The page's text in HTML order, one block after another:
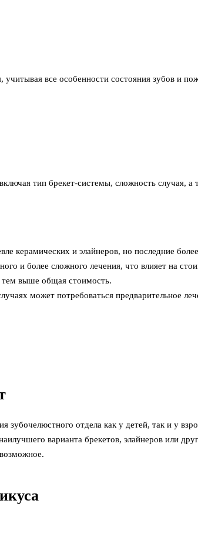
все особенности состояния зубов и
тип брекет-системы, сложность случая,
керамических и элайнеров, но последние
и более сложного лечения, что влияет на
выше общая стоимость.
может потребоваться предварительное
зубочелюстного отдела как у детей, так и у
варианта брекетов, элайнеров или